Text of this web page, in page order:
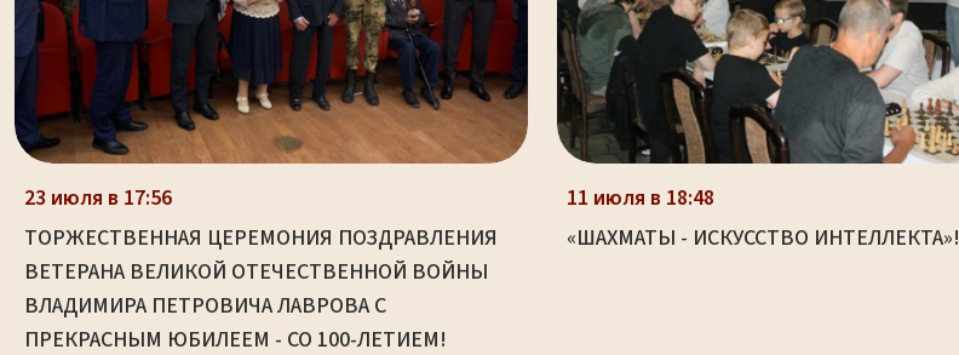
23 июля в 17:56
ТОРЖЕСТВЕННАЯ ЦЕРЕМОНИЯ ПОЗДРАВЛЕНИЯ
ВЕТЕРАНА ВЕЛИКОЙ ОТЕЧЕСТВЕННОЙ ВОЙНЫ
ВЛАДИМИРА ПЕТРОВИЧА ЛАВРОВА С
ПРЕКРАСНЫМ ЮБИЛЕЕМ - СО 100-ЛЕТИЕМ!
11 июля в 18:48
«ШАХМАТЫ - ИСКУССТВО ИНТЕЛЛЕКТА»!